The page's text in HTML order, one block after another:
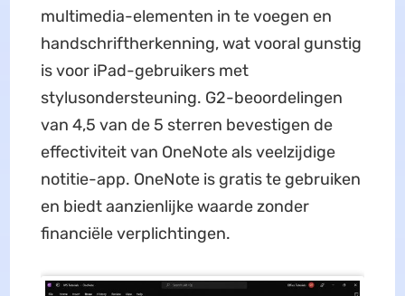
multimedia-elementen in te voegen en
handschriftherkenning, wat vooral gunstig
is voor iPad-gebruikers met
stylusondersteuning. G2-beoordelingen
van 4,5 van de 5 sterren bevestigen de
effectiviteit van OneNote als veelzijdige
notitie-app. OneNote is gratis te gebruiken
en biedt aanzienlijke waarde zonder
financiële verplichtingen.